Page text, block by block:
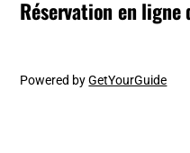
Réservation en
Powered byGetYourGuide